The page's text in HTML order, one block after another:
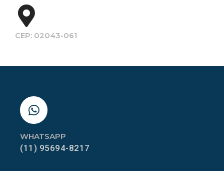
CEP: 02043-061
WHATSAPP
(11) 95694-8217